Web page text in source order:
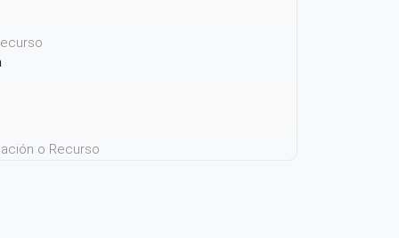
o Recurso